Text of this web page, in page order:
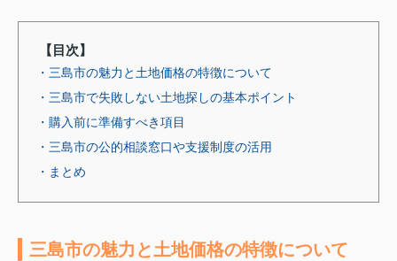
【目次】
・三島市の魅力と土地価格の特徴について
・三島市で失敗しない土地探しの基本ポイント
・購入前に準備すべき項目
・三島市の公的相談窓口や支援制度の活用
・まとめ
三島市の魅力と土地価格の特徴について